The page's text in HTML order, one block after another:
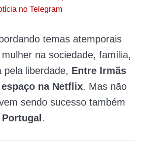
no Telegram
temas atemporais
na sociedade, família,
pela liberdade, Entre Irmãs
na Netflix. Mas não
sendo sucesso também
Portugal .